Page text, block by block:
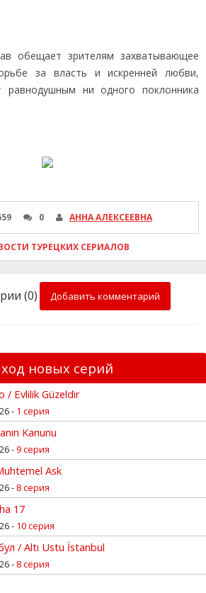
обещает зрителям захватывающее
за власть и искренней любви,
равнодушным ни одного поклонника
0 АННА АЛЕКСЕЕВНА
ТУРЕЦКИХ СЕРИАЛОВ
(0) Добавить комментарий
новых серий
/ Evlilik Güzeldir
- 1 серия
Kanunu
-9 серия
Ask
- 8 серия
17
- 10 серия
/ Altı Ustu İstanbul
- 8 серия